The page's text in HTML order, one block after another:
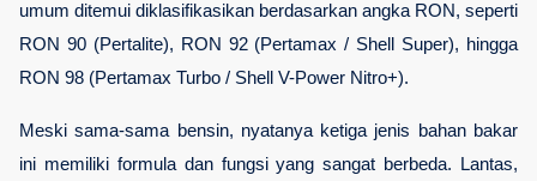
umum ditemui diklasifikasikan berdasarkan angka RON, seperti
RON 90 (Pertalite), RON 92 (Pertamax / Shell Super), hingga
RON 98 (Pertamax Turbo / Shell V-Power Nitro+).
Meski sama-sama bensin, nyatanya ketiga jenis bahan bakar
ini memiliki formula dan fungsi yang sangat berbeda. Lantas,